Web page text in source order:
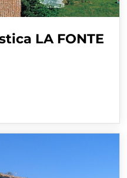
LA FONTE